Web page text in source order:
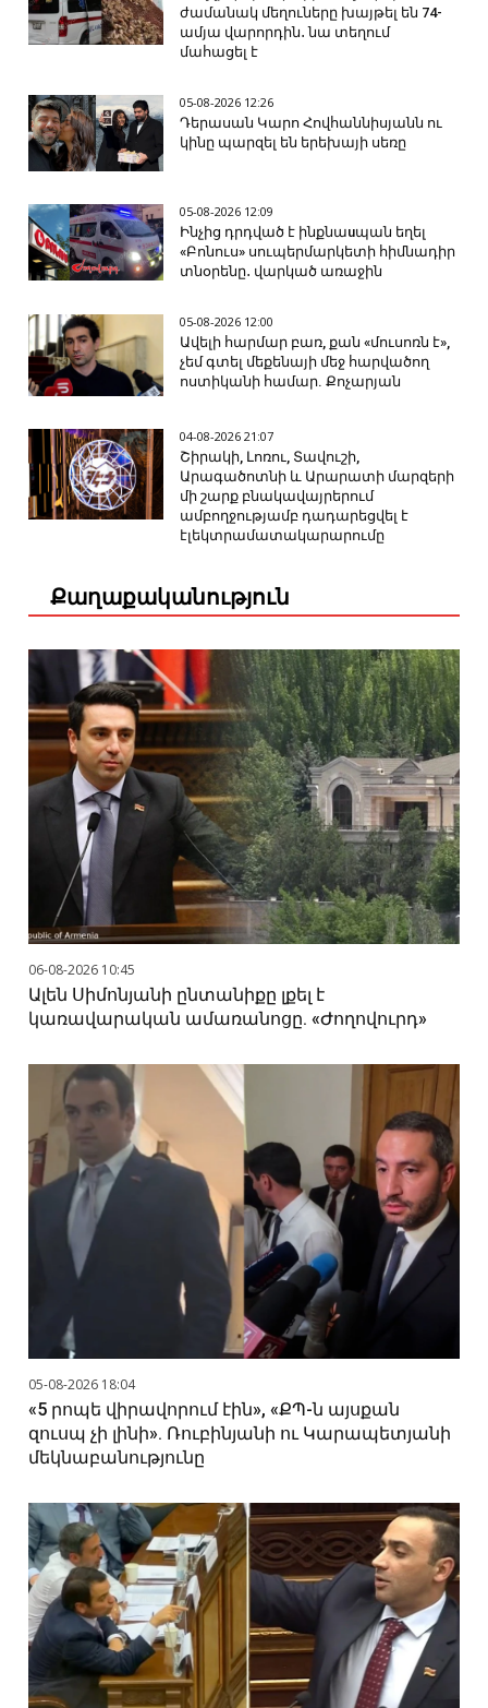
ժամանակ մեղուները խայթել են 74-
ամյա վարորդին․ նա տեղում
մահացել է
05-08-2026 12:26
Դերասան Կարո Հովհաննիսյանն ու
կինը պարզել են երեխայի սեռը
05-08-2026 12:09
Ինչից դրդված է ինքնաuպան եղել
«Բոնուս» սուպերմարկետի հիմնադիր
տնօրենը․ վարկած առաջին
05-08-2026 12:00
Ավելի հարմար բառ, քան «մուսոռն է»,
չեմ գտել մեքենայի մեջ հարվածող
ոստիկանի համար. Քոչարյան
04-08-2026 21:07
Շիրակի, Լոռու, Տավուշի,
Արագածոտնի և Արարատի մարզերի
մի շարք բնակավայրերում
ամբողջությամբ դադարեցվել է
էլեկտրամատակարարումը
Քաղաքականություն
06-08-2026 10:45
Ալեն Սիմոնյանի ընտանիքը լքել է
կառավարական ամառանոցը. «Ժողովուրդ»
05-08-2026 18:04
«5 րոպե վիրավորում էին», «ՔՊ-ն այսքան
զուսպ չի լինի». Ռուբինյանի ու Կարապետյանի
մեկնաբանությունը